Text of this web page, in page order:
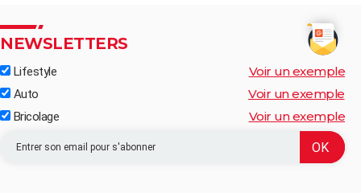
NEWSLETTERS
Lifestyle Voir un exemple
Auto Voir un exemple
Bricolage Voir un exemple